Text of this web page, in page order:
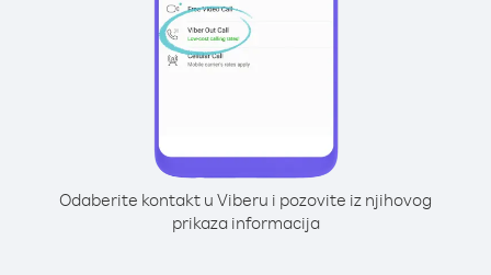
Odaberite kontakt u Viberu i pozovite iz njihovog
prikaza informacija